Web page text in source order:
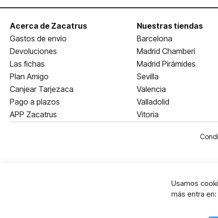
Acerca de Zacatrus
Gastos de envío
Devoluciones
Las fichas
Plan Amigo
Canjear Tarjezaca
Pago a plazos
APP Zacatrus
Nuestras tiendas
Barcelona
Madrid Chamberí
Madrid Pirámides
Sevilla
Valencia
Valladolid
Vitoria
Usamos
más entra en: